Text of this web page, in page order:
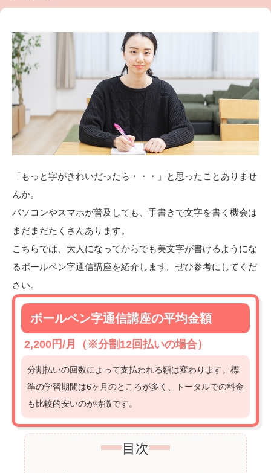
「もっと字がきれいだったら・・・」と思ったことありませ
んか。
パソコンやスマホが普及しても、手書きで文字を書く機会は
まだまだたくさんあります。
こちらでは、大人になってからでも美文字が書けるようにな
るボールペン字通信講座を紹介します。ぜひ参考にしてくだ
さい。
ボールペン字通信講座の平均金額
2,200円/月（※分割12回払いの場合）
分割払いの回数によって支払われる額は変わります。標
準の学習期間は6ヶ月のところが多く、トータルでの料金
も比較的安いのが特徴です。
目次